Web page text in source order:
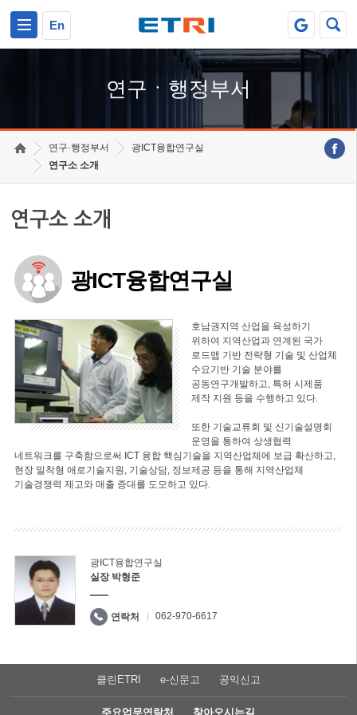
En
연구ㆍ행정부서
연구·행정부서
광ICT융합연구실
연구소 소개
연구소 소개
광ICT융합연구실
호남권지역 산업을 육성하기
위하여 지역산업과 연계된 국가
로드맵 기반 전략형 기술 및 산업체
수요기반 기술 분야를
공동연구개발하고, 특허 시제품
제작 지원 등을 수행하고 있다.
또한 기술교류회 및 신기술설명회
운영을 통하여 상생협력
네트워크를 구축함으로써 ICT 융합 핵심기술을 지역산업체에 보급 확산하고,
현장 밀착형 애로기술지원, 기술상담, 정보제공 등을 통해 지역산업체
기술경쟁력 제고와 매출 증대를 도모하고 있다.
광ICT융합연구실
실장 박형준
연락처 062-970-6617
클린ETRI e-신문고 공익신고
주요업무연락처 찾아오시는길